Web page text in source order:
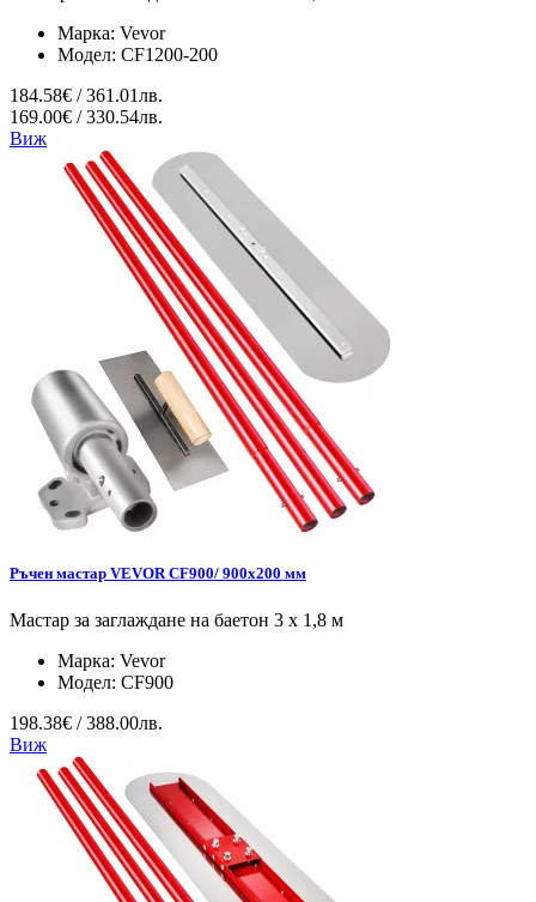
Марка: Vevor
Модел: CF1200-200
184.58€ / 361.01лв.
169.00€ / 330.54лв.
Виж
Ръчен мастар VEVOR CF900/ 900x200 мм
Мастар за заглаждане на баетон 3 х 1,8 м
Марка: Vevor
Модел: CF900
198.38€ / 388.00лв.
Виж